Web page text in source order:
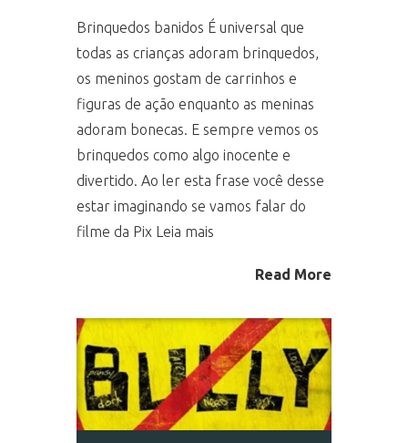
Brinquedos banidos É universal que
todas as crianças adoram brinquedos,
os meninos gostam de carrinhos e
figuras de ação enquanto as meninas
adoram bonecas. E sempre vemos os
brinquedos como algo inocente e
divertido. Ao ler esta frase você desse
estar imaginando se vamos falar do
filme da Pix Leia mais
Read More